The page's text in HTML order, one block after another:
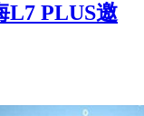
L7 PLUS邀